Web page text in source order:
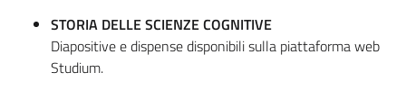
STORIA DELLE SCIENZE COGNITIVE
Diapositive e dispense disponibili sulla piattaforma web
Studium.